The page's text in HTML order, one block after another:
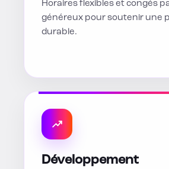
Horaires flexibles et congés
généreux pour soutenir une
durable.
Développement